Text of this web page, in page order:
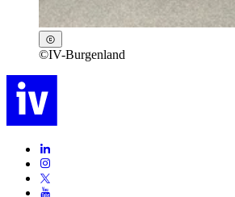
©IV-Burgenland